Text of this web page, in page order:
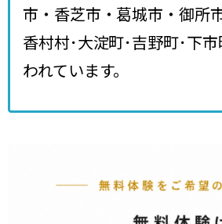
市・香芝市・葛城市・御所
香村村･大淀町･吉野町･下
われています。